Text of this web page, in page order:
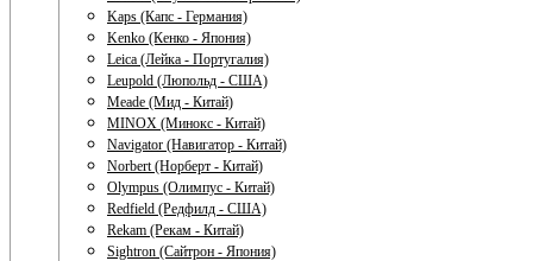
Kaps (Капс - Германия)
Kenko (Кенко - Япония)
Leica (Лейка - Португалия)
Leupold (Люпольд - США)
Meade (Мид - Китай)
MINOX (Минокс - Китай)
Navigator (Навигатор - Китай)
Norbert (Норберт - Китай)
Olympus (Олимпус - Китай)
Redfield (Редфилд - США)
Rekam (Рекам - Китай)
Sightron (Сайтрон - Япония)